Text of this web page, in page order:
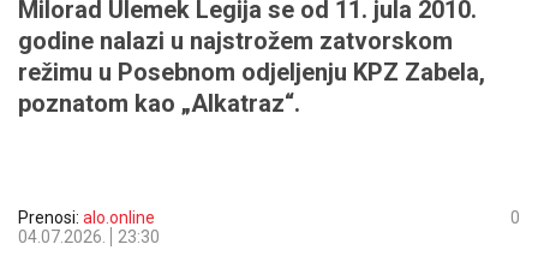
Milorad Ulemek Legija se od 11. jula 2010.
godine nalazi u najstrožem zatvorskom
režimu u Posebnom odjeljenju KPZ Zabela,
poznatom kao „Alkatraz“.
Prenosi: alo.online
04.07.2026.
23:30
0